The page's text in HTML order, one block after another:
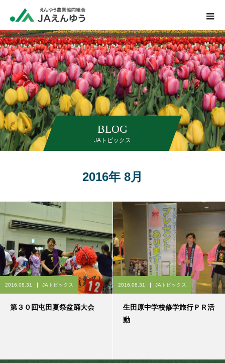
BLOG
JAトピックス
2016年 8月
2016.08.31 JAトピックス
第３０回屯田夏祭盆踊大会
2016.08.31 JAトピックス
生田原中学校修学旅行ＰＲ活
動